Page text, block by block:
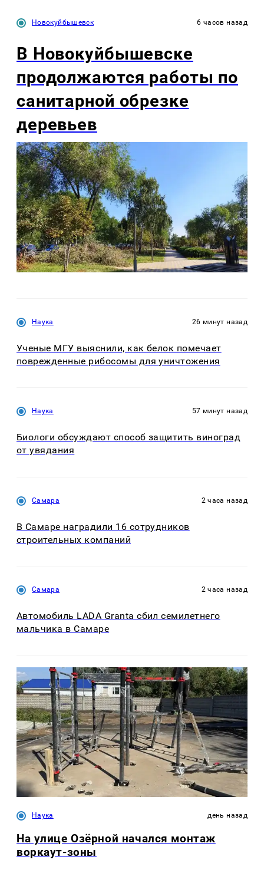
Новокуйбышевск 6 часов назад
В Новокуйбышевске
продолжаются работы по
санитарной обрезке
деревьев
Наука 26 минут назад
Ученые МГУ выяснили, как белок помечает
поврежденные рибосомы для уничтожения
Наука 57 минут назад
Биологи обсуждают способ защитить виноград
от увядания
Самара 2 часа назад
В Самаре наградили 16 сотрудников
строительных компаний
Самара 2 часа назад
Автомобиль LADA Granta сбил семилетнего
мальчика в Самаре
Наука день назад
На улице Озëрной начался монтаж
воркаут-зоны